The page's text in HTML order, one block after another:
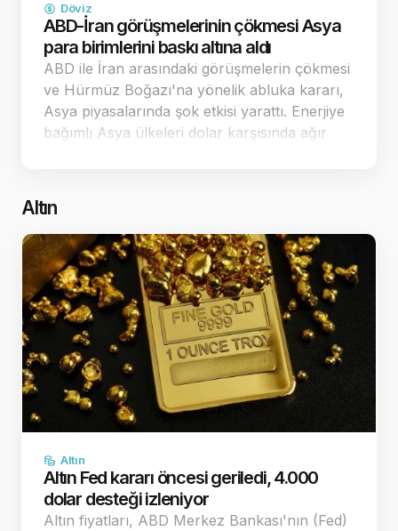
Döviz
ABD-İran görüşmelerinin çökmesi Asya
para birimlerini baskı altına aldı
ABD ile İran arasındaki görüşmelerin çökmesi
ve Hürmüz Boğazı'na yönelik abluka kararı,
Asya piyasalarında şok etkisi yarattı. Enerjiye
bağımlı Asya ülkeleri dolar karşısında ağır
Altın
Altın
Altın Fed kararı öncesi geriledi, 4.000
dolar desteği izleniyor
Altın fiyatları, ABD Merkez Bankası'nın (Fed)